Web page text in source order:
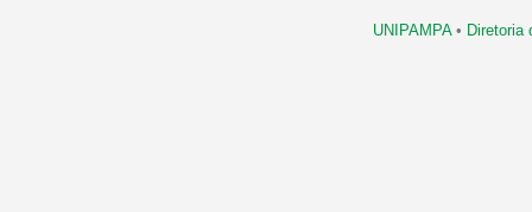
UNIPAMPA• Diretoria